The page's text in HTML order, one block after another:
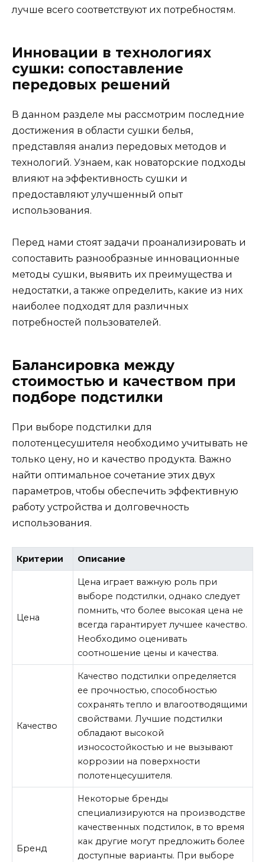
лучше всего соответствуют их потребностям.
Инновации в технологиях
сушки: сопоставление
передовых решений
В данном разделе мы рассмотрим последние
достижения в области сушки белья,
представляя анализ передовых методов и
технологий. Узнаем, как новаторские подходы
влияют на эффективность сушки и
предоставляют улучшенный опыт
использования.
Перед нами стоят задачи проанализировать и
сопоставить разнообразные инновационные
методы сушки, выявить их преимущества и
недостатки, а также определить, какие из них
наиболее подходят для различных
потребностей пользователей.
Балансировка между
стоимостью и качеством при
подборе подстилки
При выборе подстилки для
полотенцесушителя необходимо учитывать не
только цену, но и качество продукта. Важно
найти оптимальное сочетание этих двух
параметров, чтобы обеспечить эффективную
работу устройства и долговечность
использования.
Критерии Описание
Цена
Цена играет важную роль при
выборе подстилки, однако следует
помнить, что более высокая цена не
всегда гарантирует лучшее качество.
Необходимо оценивать
соотношение цены и качества.
Качество
Качество подстилки определяется
ее прочностью, способностью
сохранять тепло и влагоотводящими
свойствами. Лучшие подстилки
обладают высокой
износостойкостью и не вызывают
коррозии на поверхности
полотенцесушителя.
Бренд
Некоторые бренды
специализируются на производстве
качественных подстилок, в то время
как другие могут предложить более
доступные варианты. При выборе